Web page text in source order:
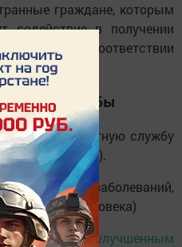
граждане, которым
содействие в получении
в соответствии
службы
на контрактную службу
(отсутствие заболеваний,
человека)
экипируютулучшенным